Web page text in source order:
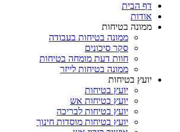
דף הבית
אודות
ממונה בטיחות
ממונה בטיחות בעבודה
סקר סיכונים
חוות דעת מומחה בטיחות
ממונה בטיחות לייזר
יועץ בטיחות
יועץ בטיחות
יועץ בטיחות אש
יועץ בטיחות לבריכה
יועץ בטיחות מוסדות חינוך